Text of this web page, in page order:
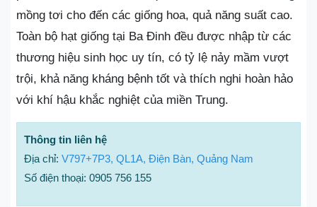
mồng tơi cho đến các giống hoa, quả năng suất cao.
Toàn bộ hạt giống tại Ba Đinh đều được nhập từ các
thương hiệu sinh học uy tín, có tỷ lệ nảy mầm vượt
trội, khả năng kháng bệnh tốt và thích nghi hoàn hảo
với khí hậu khắc nghiệt của miền Trung.
Thông tin liên hệ
Địa chỉ: V797+7P3, QL1A, Điện Bàn, Quảng Nam
Số điện thoại: 0905 756 155